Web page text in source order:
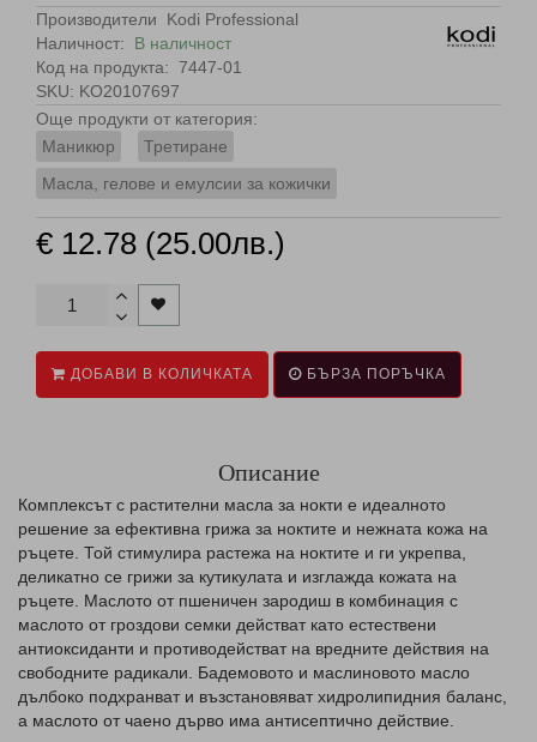
Производители
Kodi Professional
Наличност: В наличност
Код на продукта: 7447-01
SKU: KO20107697
Още продукти от категория:
Маникюр
Третиране
Масла, гелове и емулсии за кожички
€ 12.78 (25.00лв.)
ДОБАВИ В КОЛИЧКАТА БЪРЗА ПОРЪЧКА
Описание
Комплексът с растителни масла за нокти е идеалното
решение за ефективна грижа за ноктите и нежната кожа на
ръцете. Той стимулира растежа на ноктите и ги укрепва,
деликатно се грижи за кутикулата и изглажда кожата на
ръцете. Маслото от пшеничен зародиш в комбинация с
маслото от гроздови семки действат като естествени
антиоксиданти и противодействат на вредните действия на
свободните радикали. Бадемовото и маслиновото масло
дълбоко подхранват и възстановяват хидролипидния баланс,
а маслото от чаено дърво има антисептично действие.